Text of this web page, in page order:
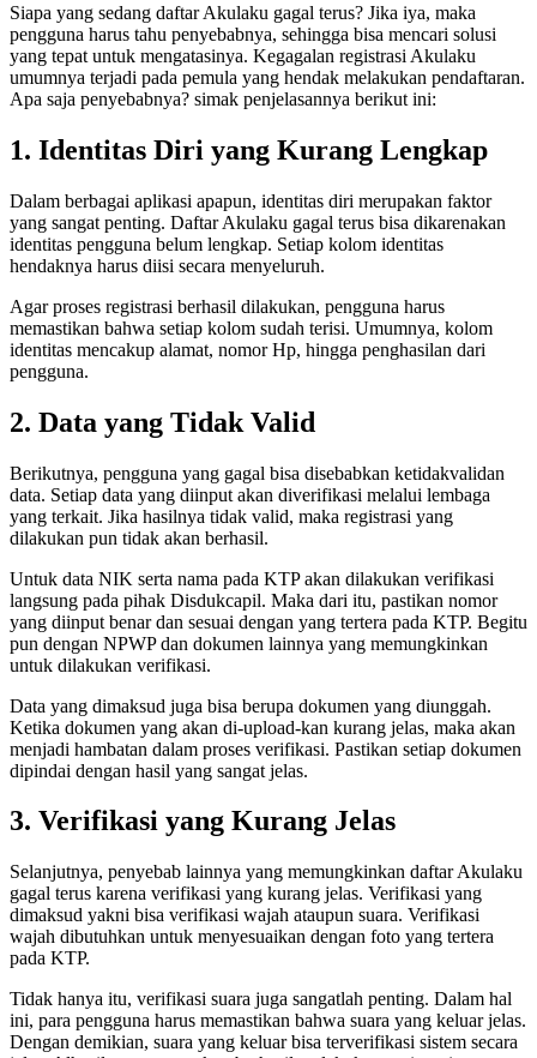
Siapa yang sedang daftar Akulaku gagal terus? Jika iya, maka
pengguna harus tahu penyebabnya, sehingga bisa mencari solusi
yang tepat untuk mengatasinya. Kegagalan registrasi Akulaku
umumnya terjadi pada pemula yang hendak melakukan pendaftaran.
Apa saja penyebabnya? simak penjelasannya berikut ini:
1. Identitas Diri yang Kurang Lengkap
Dalam berbagai aplikasi apapun, identitas diri merupakan faktor
yang sangat penting. Daftar Akulaku gagal terus bisa dikarenakan
identitas pengguna belum lengkap. Setiap kolom identitas
hendaknya harus diisi secara menyeluruh.
Agar proses registrasi berhasil dilakukan, pengguna harus
memastikan bahwa setiap kolom sudah terisi. Umumnya, kolom
identitas mencakup alamat, nomor Hp, hingga penghasilan dari
pengguna.
2. Data yang Tidak Valid
Berikutnya, pengguna yang gagal bisa disebabkan ketidakvalidan
data. Setiap data yang diinput akan diverifikasi melalui lembaga
yang terkait. Jika hasilnya tidak valid, maka registrasi yang
dilakukan pun tidak akan berhasil.
Untuk data NIK serta nama pada KTP akan dilakukan verifikasi
langsung pada pihak Disdukcapil. Maka dari itu, pastikan nomor
yang diinput benar dan sesuai dengan yang tertera pada KTP. Begitu
pun dengan NPWP dan dokumen lainnya yang memungkinkan
untuk dilakukan verifikasi.
Data yang dimaksud juga bisa berupa dokumen yang diunggah.
Ketika dokumen yang akan di-upload-kan kurang jelas, maka akan
menjadi hambatan dalam proses verifikasi. Pastikan setiap dokumen
dipindai dengan hasil yang sangat jelas.
3. Verifikasi yang Kurang Jelas
Selanjutnya, penyebab lainnya yang memungkinkan daftar Akulaku
gagal terus karena verifikasi yang kurang jelas. Verifikasi yang
dimaksud yakni bisa verifikasi wajah ataupun suara. Verifikasi
wajah dibutuhkan untuk menyesuaikan dengan foto yang tertera
pada KTP.
Tidak hanya itu, verifikasi suara juga sangatlah penting. Dalam hal
ini, para pengguna harus memastikan bahwa suara yang keluar jelas.
Dengan demikian, suara yang keluar bisa terverifikasi sistem secara